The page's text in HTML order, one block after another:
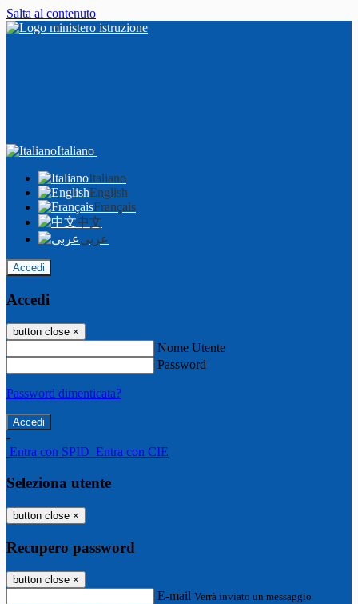
Salta al contenuto
Italiano
Italiano
English
Français
中文
عربى
Accedi
Accedi
button close ×
Nome Utente
Password
Password dimenticata?
-
Entra con SPID Entra con CIE
Seleziona utente
button close ×
Recupero password
button close ×
E-mail Verrà inviato un messaggio